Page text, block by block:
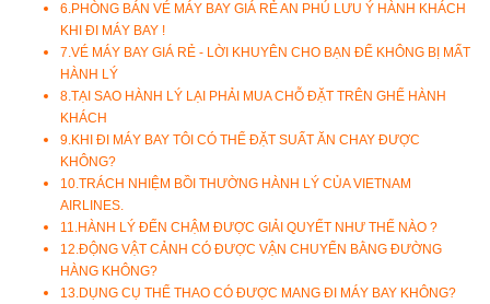
6.PHÒNG BÁN VÉ MÁY BAY GIÁ RẺ AN PHÚ LƯU Ý HÀNH KHÁCH
KHI ĐI MÁY BAY !
7.VÉ MÁY BAY GIÁ RẺ - LỜI KHUYÊN CHO BẠN ĐỂ KHÔNG BỊ MẤT
HÀNH LÝ
8.TẠI SAO HÀNH LÝ LẠI PHẢI MUA CHỖ ĐẶT TRÊN GHẾ HÀNH
KHÁCH
9.KHI ĐI MÁY BAY TÔI CÓ THỂ ĐẶT SUẤT ĂN CHAY ĐƯỢC
KHÔNG?
10.TRÁCH NHIỆM BỒI THƯỜNG HÀNH LÝ CỦA VIETNAM
AIRLINES.
11.HÀNH LÝ ĐẾN CHẬM ĐƯỢC GIẢI QUYẾT NHƯ THẾ NÀO ?
12.ĐỘNG VẬT CẢNH CÓ ĐƯỢC VẬN CHUYỂN BẰNG ĐƯỜNG
HÀNG KHÔNG?
13.DỤNG CỤ THỂ THAO CÓ ĐƯỢC MANG ĐI MÁY BAY KHÔNG?